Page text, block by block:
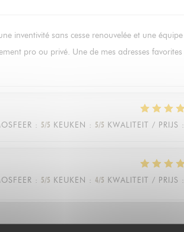
inventivité sans cesse renouvelée et une équipe
pro ou privé. Une de mes adresses favorites
: 5/5 KEUKEN : 5/5 KWALITEIT / PRIJS :
: 5/5 KEUKEN : 4/5 KWALITEIT / PRIJS :